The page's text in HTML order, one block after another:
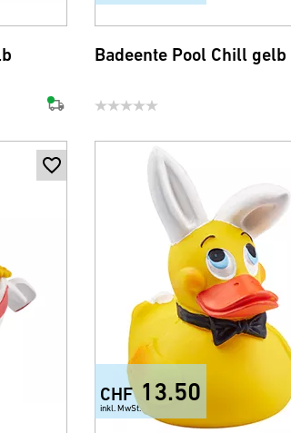
Badeente Pool Chill gelb
CHF 13.50
inkl. MwSt.